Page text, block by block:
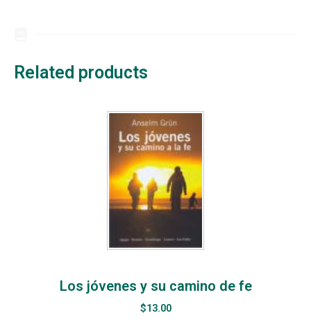
Related products
Los jóvenes y su camino de fe
$13.00